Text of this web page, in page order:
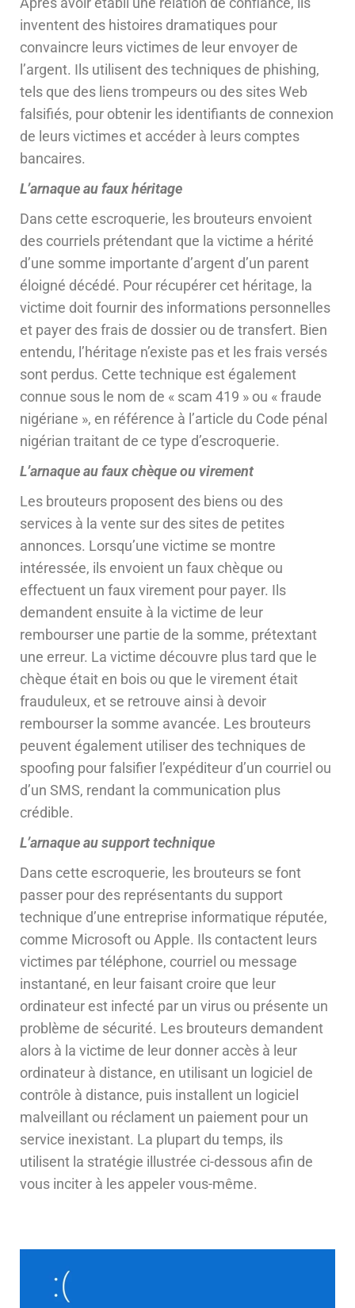
inventent des histoires dramatiques pour
convaincre leurs victimes de leur envoyer de
l’argent. Ils utilisent des techniques de phishing,
tels que des liens trompeurs ou des sites Web
falsifiés, pour obtenir les identifiants de connexion
de leurs victimes et accéder à leurs comptes
bancaires.
L’arnaque au faux héritage
Dans cette escroquerie, les brouteurs envoient
des courriels prétendant que la victime a hérité
d’une somme importante d’argent d’un parent
éloigné décédé. Pour récupérer cet héritage, la
victime doit fournir des informations personnelles
et payer des frais de dossier ou de transfert. Bien
entendu, l’héritage n’existe pas et les frais versés
sont perdus. Cette technique est également
connue sous le nom de « scam 419 » ou « fraude
nigériane », en référence à l’article du Code pénal
nigérian traitant de ce type d’escroquerie.
L’arnaque au faux chèque ou virement
Les brouteurs proposent des biens ou des
services à la vente sur des sites de petites
annonces. Lorsqu’une victime se montre
intéressée, ils envoient un faux chèque ou
effectuent un faux virement pour payer. Ils
demandent ensuite à la victime de leur
rembourser une partie de la somme, prétextant
une erreur. La victime découvre plus tard que le
chèque était en bois ou que le virement était
frauduleux, et se retrouve ainsi à devoir
rembourser la somme avancée. Les brouteurs
peuvent également utiliser des techniques de
spoofing pour falsifier l’expéditeur d’un courriel ou
d’un SMS, rendant la communication plus
crédible.
L’arnaque au support technique
Dans cette escroquerie, les brouteurs se font
passer pour des représentants du support
technique d’une entreprise informatique réputée,
comme Microsoft ou Apple. Ils contactent leurs
victimes par téléphone, courriel ou message
instantané, en leur faisant croire que leur
ordinateur est infecté par un virus ou présente un
problème de sécurité. Les brouteurs demandent
alors à la victime de leur donner accès à leur
ordinateur à distance, en utilisant un logiciel de
contrôle à distance, puis installent un logiciel
malveillant ou réclament un paiement pour un
service inexistant. La plupart du temps, ils
utilisent la stratégie illustrée ci-dessous afin de
vous inciter à les appeler vous-même.